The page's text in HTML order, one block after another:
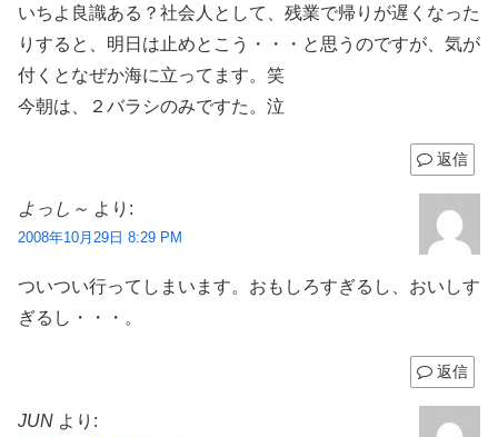
いちよ良識ある？社会人として、残業で帰りが遅くなった
りすると、明日は止めとこう・・・と思うのですが、気が
付くとなぜか海に立ってます。笑
今朝は、２バラシのみですた。泣
返信
よっし～ より:
2008年10月29日 8:29 PM
ついつい行ってしまいます。おもしろすぎるし、おいしす
ぎるし・・・。
返信
JUN より: